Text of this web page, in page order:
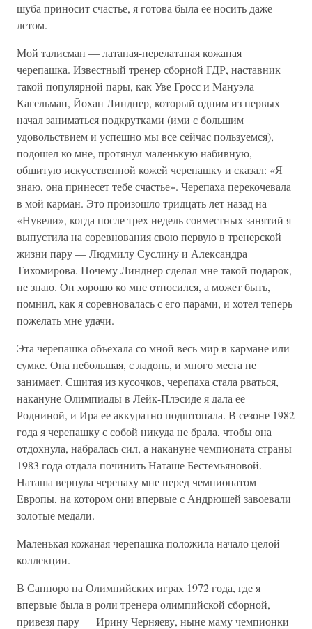
шуба приносит счастье, я готова была ее носить даже
летом.
Мой талисман — латаная-перелатаная кожаная
черепашка. Известный тренер сборной ГДР, наставник
такой популярной пары, как Уве Гросс и Мануэла
Кагельман, Йохан Линднер, который одним из первых
начал заниматься подкрутками (ими с большим
удовольствием и успешно мы все сейчас пользуемся),
подошел ко мне, протянул маленькую набивную,
обшитую искусственной кожей черепашку и сказал: «Я
знаю, она принесет тебе счастье». Черепаха перекочевала
в мой карман. Это произошло тридцать лет назад на
«Нувели», когда после трех недель совместных занятий я
выпустила на соревнования свою первую в тренерской
жизни пару — Людмилу Суслину и Александра
Тихомирова. Почему Линднер сделал мне такой подарок,
не знаю. Он хорошо ко мне относился, а может быть,
помнил, как я соревновалась с его парами, и хотел теперь
пожелать мне удачи.
Эта черепашка объехала со мной весь мир в кармане или
сумке. Она небольшая, с ладонь, и много места не
занимает. Сшитая из кусочков, черепаха стала рваться,
накануне Олимпиады в Лейк-Плэсиде я дала ее
Родниной, и Ира ее аккуратно подштопала. В сезоне 1982
года я черепашку с собой никуда не брала, чтобы она
отдохнула, набралась сил, а накануне чемпионата страны
1983 года отдала починить Наташе Бестемьяновой.
Наташа вернула черепаху мне перед чемпионатом
Европы, на котором они впервые с Андрюшей завоевали
золотые медали.
Маленькая кожаная черепашка положила начало целой
коллекции.
В Саппоро на Олимпийских играх 1972 года, где я
впервые была в роли тренера олимпийской сборной,
привезя пару — Ирину Черняеву, ныне маму чемпионки